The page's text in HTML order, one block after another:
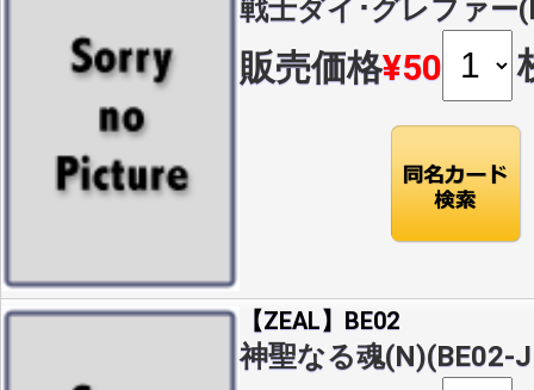
戦士ダイ･グレファー
販売価格¥50
【ZEAL】BE02
神聖なる魂(N)(BE02-